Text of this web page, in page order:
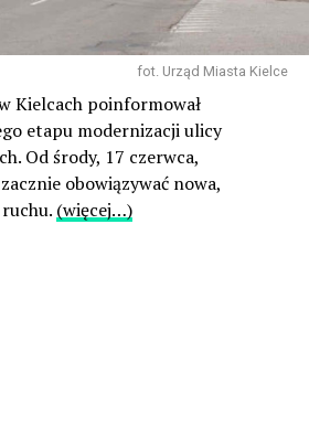
fot. Urząd Miasta Kielce
Kielcach poinformował
etapu modernizacji ulicy
Od środy, 17 czerwca,
obowiązywać nowa,
(więcej…)